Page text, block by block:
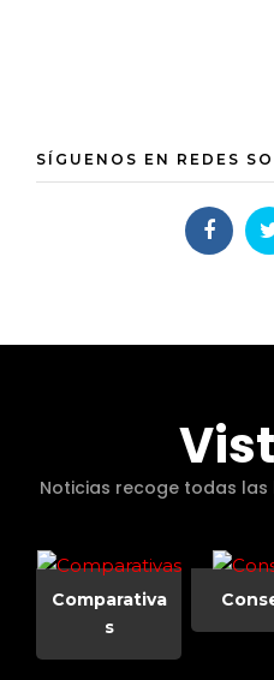
SÍGUENOS EN REDES
Noticias recoge todas las
Comparativa
s